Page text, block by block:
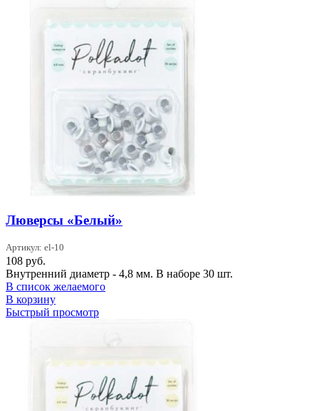
Люверсы «Белый»
Артикул: el-10
108 руб.
Внутренний диаметр - 4,8 мм. В наборе 30 шт.
В список желаемого
В корзину
Быстрый просмотр